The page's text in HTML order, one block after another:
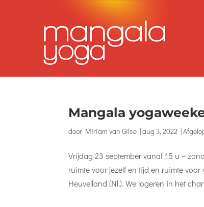
Mangala
door Miriam van Gilse |aug 3, 2022 |
Vrijdag 23 september vanaf 15 u –
ruimte voor jezelf en tijd en ruimte
Heuvelland (Nl.). We logeren in het